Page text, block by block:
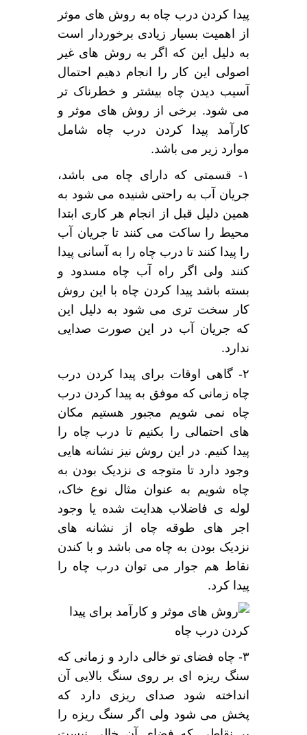
پیدا کردن درب چاه به روش های موثر
از اهمیت بسیار زیادی برخوردار است
به دلیل این که اگر به روش های غیر
اصولی این کار را انجام دهیم احتمال
آسیب دیدن چاه بیشتر و خطرناک تر
می شود. برخی از روش های موثر و
کارآمد پیدا کردن درب چاه شامل
موارد زیر می باشد.
۱- قسمتی که دارای چاه می باشد،
جریان آب به راحتی شنیده می شود به
همین دلیل قبل از انجام هر کاری ابتدا
محیط را ساکت می کنند تا جریان آب
را پیدا کنند تا درب چاه را به آسانی پیدا
کنند ولی اگر راه آب چاه مسدود و
بسته باشد پیدا کردن چاه با این روش
کار سخت تری می شود به دلیل این
که جریان آب در این صورت صدایی
ندارد.
۲- گاهی اوقات برای پیدا کردن درب
چاه زمانی که موفق به پیدا کردن درب
چاه نمی شویم مجبور هستیم مکان
های احتمالی را بکنیم تا درب چاه را
پیدا کنیم. در این روش نیز نشانه هایی
وجود دارد تا متوجه ی نزدیک بودن به
چاه شویم به عنوان مثال نوع خاک،
لوله ی فاضلاب هدایت شده یا وجود
اجر های طوقه چاه از نشانه های
نزدیک بودن به چاه می باشد و با کندن
نقاط هم جوار می توان درب چاه را
پیدا کرد.
۳- چاه فضای تو خالی دارد و زمانی که
سنگ ریزه ای بر روی سنگ بالایی آن
انداخته شود صدای ریزی دارد که
پخش می شود ولی اگر سنگ ریزه را